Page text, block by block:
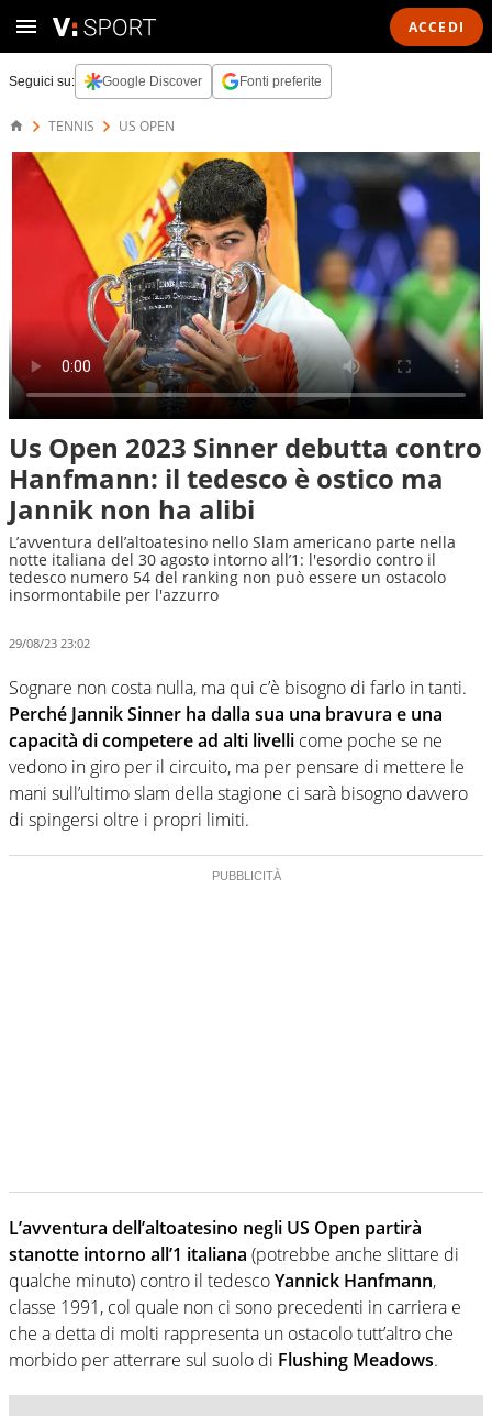
ACCEDI
Seguici su: Google Discover Fonti preferite
TENNIS US OPEN
Us Open 2023 Sinner debutta contro
Hanfmann: il tedesco è ostico ma
Jannik non ha alibi
L’avventura dell’altoatesino nello Slam americano parte nella
notte italiana del 30 agosto intorno all’1: l'esordio contro il
tedesco numero 54 del ranking non può essere un ostacolo
insormontabile per l'azzurro
29/08/23 23:02
Sognare non costa nulla, ma qui c’è bisogno di farlo in tanti.
Perché Jannik Sinner ha dalla sua una bravura e una
capacità di competere ad alti livelli come poche se ne
vedono in giro per il circuito, ma per pensare di mettere le
mani sull’ultimo slam della stagione ci sarà bisogno davvero
di spingersi oltre i propri limiti.
L’avventura dell’altoatesino negli US Open partirà
stanotte intorno all’1 italiana (potrebbe anche slittare di
qualche minuto) contro il tedescoYannick Hanfmann,
classe 1991, col quale non ci sono precedenti in carriera e
che a detta di molti rappresenta un ostacolo tutt’altro che
morbido per atterrare sul suolo di Flushing Meadows.